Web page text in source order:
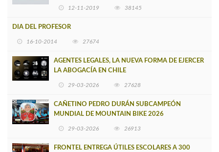
12-11-2019 38145
DIA DEL PROFESOR
16-10-2014 27674
AGENTES LEGALES, LA NUEVA FORMA DE EJERCER
LA ABOGACÍA EN CHILE
29-03-2026 27628
CAÑETINO PEDRO DURÁN SUBCAMPEÓN
MUNDIAL DE MOUNTAIN BIKE 2026
29-03-2026 26913
FRONTEL ENTREGA ÚTILES ESCOLARES A 300